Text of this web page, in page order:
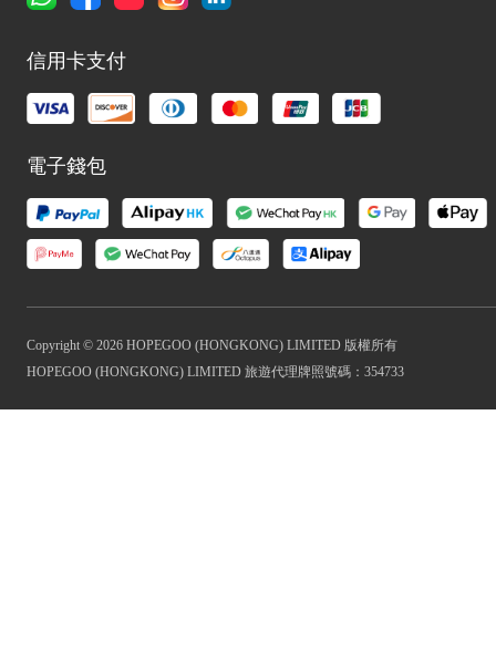
信用卡支付
電子錢包
Copyright © 2026 HOPEGOO (HONGKONG) LIMITED 版權所有
HOPEGOO (HONGKONG) LIMITED 旅遊代理牌照號碼：354733